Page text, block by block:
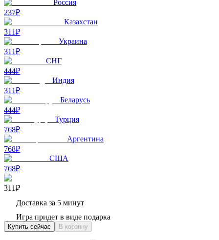
Россия
237₽
Казахстан
311₽
Украина
311₽
СНГ
444₽
Индия
311₽
Беларусь
444₽
Турция
768₽
Аргентина
768₽
США
768₽
311₽
Доставка за 5 минут
Игра придет в виде подарка
Купить сейчас В корзину